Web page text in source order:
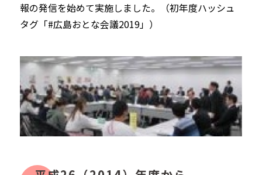
報の発信を始めて実施しました。（初年度ハッシュ
タグ「#広島おとな会議2019」）